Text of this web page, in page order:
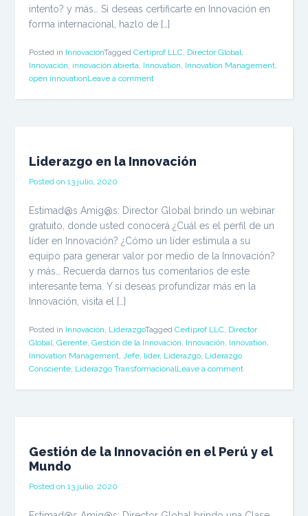
intento? y más… Si deseas certificarte en Innovación en
forma internacional, hazlo de […]
Posted in InnovaciónTaggedCertiprof LLC Director Global
Innovación innovación abierta Innovation Innovation Management
open innovationLeave a comment
Liderazgo en la Innovación
Posted on13 julio, 2020
Estimad@s Amig@s: Director Global brindo un webinar
gratuito, donde usted conocerá ¿Cuál es el perfil de un
líder en Innovación? ¿Cómo un líder estimula a su
equipo para generar valor por medio de la Innovación?
y más… Recuerda darnos tus comentarios de este
interesante tema. Y si deseas profundizar más en la
Innovación, visita el […]
Posted in Innovación LiderazgoTaggedCertiprof LLC Director
Global ,Gerente ,Gestión de la Innovación Innovación Innovation
Innovation Management
Jefe líder, Liderazgo Liderazgo
Consciente Liderazgo TransformacionalLeave a comment
Gestión de la Innovación en el Perú y el
Mundo
Posted on13 julio, 2020